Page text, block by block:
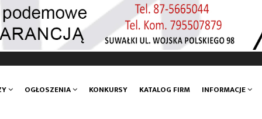
OGŁOSZENIA KONKURSY KATALOG FIRM INFORMACJE